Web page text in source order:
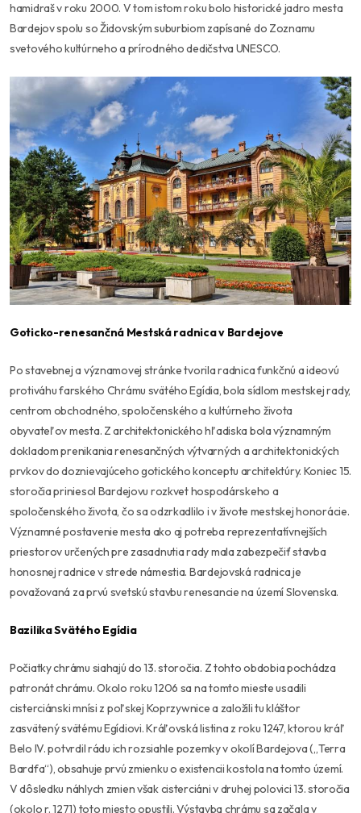
hamidraš v roku 2000. V tom istom roku bolo historické jadro mesta
Bardejov spolu so Židovským suburbiom zapísané do Zoznamu
svetového kultúrneho a prírodného dedičstva UNESCO.
Goticko-renesančná Mestská radnica v Bardejove
Po stavebnej a významovej stránke tvorila radnica funkčnú a ideovú
protiváhu farského Chrámu svätého Egídia, bola sídlom mestskej rady,
centrom obchodného, spoločenského a kultúrneho života
obyvateľov mesta. Z architektonického hľadiska bola významným
dokladom prenikania renesančných výtvarných a architektonických
prvkov do doznievajúceho gotického konceptu architektúry. Koniec 15.
storočia priniesol Bardejovu rozkvet hospodárskeho a
spoločenského života, čo sa odzrkadlilo i v živote mestskej honorácie.
Významné postavenie mesta ako aj potreba reprezentatívnejších
priestorov určených pre zasadnutia rady mala zabezpečiť stavba
honosnej radnice v strede námestia. Bardejovská radnica je
považovaná za prvú svetskú stavbu renesancie na území Slovenska.
Bazilika Svätého Egídia
Počiatky chrámu siahajú do 13. storočia. Z tohto obdobia pochádza
patronát chrámu. Okolo roku 1206 sa na tomto mieste usadili
cisterciánski mnísi z poľskej Koprzywnice a založili tu kláštor
zasvätený svätému Egídiovi. Kráľovská listina z roku 1247, ktorou kráľ
Belo IV. potvrdil rádu ich rozsiahle pozemky v okolí Bardejova („Terra
Bardfa“), obsahuje prvú zmienku o existencii kostola na tomto území.
V dôsledku náhlych zmien však cisterciáni v druhej polovici 13. storočia
(okolo r. 1271) toto miesto opustili. Výstavba chrámu sa začala v